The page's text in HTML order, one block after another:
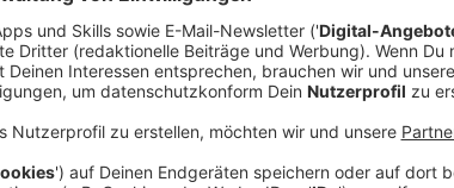
die Hilfe von Profis.
Dachdeckerfirmen oder Garten- und
über stark gefragt. Für das Aufbringen einer
auf ein Fachunternehmen warten. Damit die
bekommen, sollte das Gründach im Herbst oder
Unternehmen gefunden hat, braucht jedoch nicht